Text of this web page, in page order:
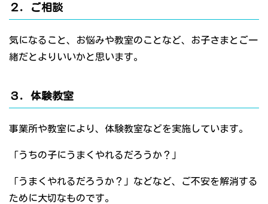
２．ご相談
気になること、お悩みや教室のことなど、お子さまとご一
緒だとよりいいかと思います。
３．体験教室
事業所や教室により、体験教室などを実施しています。
「うちの子にうまくやれるだろうか？」
「うまくやれるだろうか？」などなど、ご不安を解消する
ために大切なものです。